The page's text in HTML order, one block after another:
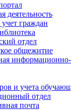
деятельность
граждан
отдел
общежитие
информационно-
и учета
отдел
почта